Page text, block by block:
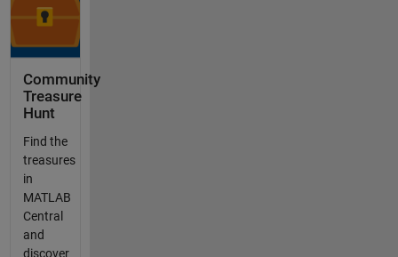
Community
Treasure
Hunt
Find the
treasures
in
MATLAB
Central
and
discover